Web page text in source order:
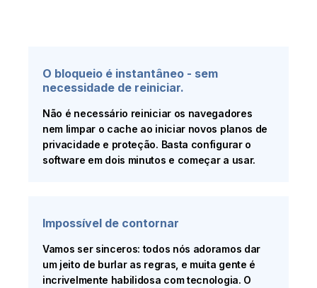
O bloqueio é instantâneo - sem
necessidade de reiniciar.
Não é necessário reiniciar os navegadores
nem limpar o cache ao iniciar novos planos de
privacidade e proteção. Basta configurar o
software em dois minutos e começar a usar.
Impossível de contornar
Vamos ser sinceros: todos nós adoramos dar
um jeito de burlar as regras, e muita gente é
incrivelmente habilidosa com tecnologia. O